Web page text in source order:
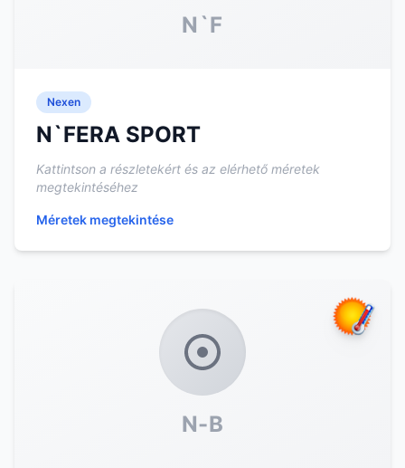
N`F
Nexen
N`FERA SPORT
Kattintson a részletekért és az elérhető méretek
megtekintéséhez
Méretek megtekintése
N-B